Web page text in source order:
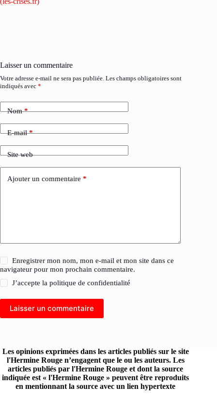
Laisser un commentaire
Votre adresse e-mail ne sera pas publiée. Les champs obligatoires sont
indiqués avec *
Nom*
E-mail*
Site web
Ajouter un commentaire *
Enregistrer mon nom, mon e-mail et mon site dans ce
navigateur pour mon prochain commentaire.
J’accepte lapolitique de confidentialité
Laisser un commentaire
Les opinions exprimées dans les articles publiés sur le site
l'Hermine Rouge n’engagent que le ou les auteurs. Les
articles publiés par l'Hermine Rouge et dont la source
indiquée est « l'Hermine Rouge » peuvent être reproduits
en mentionnant la source avec un lien hypertexte